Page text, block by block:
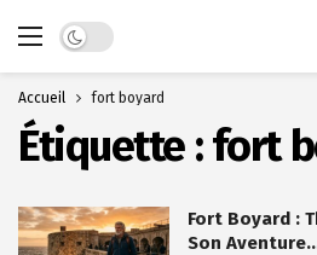
Dark mode
Accueil fort boyard
Étiquette :fort
Fort Boyard :
Son